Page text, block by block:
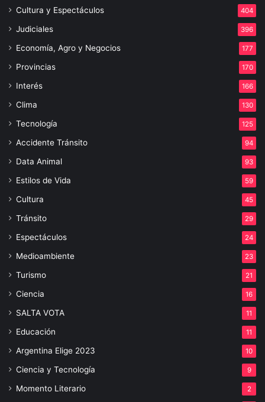
Cultura y Espectáculos 404
Judiciales 396
Economía, Agro y Negocios 177
Provincias 170
Interés 166
Clima 130
Tecnología 125
Accidente Tránsito 94
Data Animal 93
Estilos de Vida 59
Cultura 45
Tránsito 29
Espectáculos 24
Medioambiente 23
Turismo 21
Ciencia 16
SALTA VOTA 11
Educación 11
Argentina Elige 2023 10
Ciencia y Tecnología 9
Momento Literario 2